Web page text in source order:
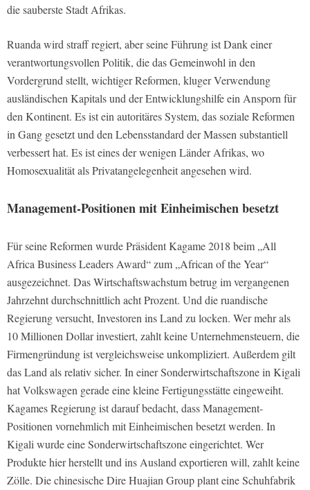
die sauberste Stadt Afrikas.
Ruanda wird straff regiert, aber seine Führung ist Dank einer
verantwortungsvollen Politik, die das Gemeinwohl in den
Vordergrund stellt, wichtiger Reformen, kluger Verwendung
ausländischen Kapitals und der Entwicklungshilfe ein Ansporn für
den Kontinent. Es ist ein autoritäres System, das soziale Reformen
in Gang gesetzt und den Lebensstandard der Massen substantiell
verbessert hat. Es ist eines der wenigen Länder Afrikas, wo
Homosexualität als Privatangelegenheit angesehen wird.
Management-Positionen mit Einheimischen besetzt
Für seine Reformen wurde Präsident Kagame 2018 beim „All
Africa Business Leaders Award“ zum „African of the Year“
ausgezeichnet. Das Wirtschaftswachstum betrug im vergangenen
Jahrzehnt durchschnittlich acht Prozent. Und die ruandische
Regierung versucht, Investoren ins Land zu locken. Wer mehr als
10 Millionen Dollar investiert, zahlt keine Unternehmensteuern, die
Firmengründung ist vergleichsweise unkompliziert. Außerdem gilt
das Land als relativ sicher. In einer Sonderwirtschaftszone in Kigali
hat Volkswagen gerade eine kleine Fertigungsstätte eingeweiht.
Kagames Regierung ist darauf bedacht, dass Management-
Positionen vornehmlich mit Einheimischen besetzt werden. In
Kigali wurde eine Sonderwirtschaftszone eingerichtet. Wer
Produkte hier herstellt und ins Ausland exportieren will, zahlt keine
Zölle. Die chinesische Dire Huajian Group plant eine Schuhfabrik